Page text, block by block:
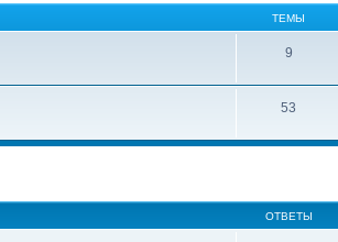
ТЕМЫ
9
53
ОТВЕТЫ